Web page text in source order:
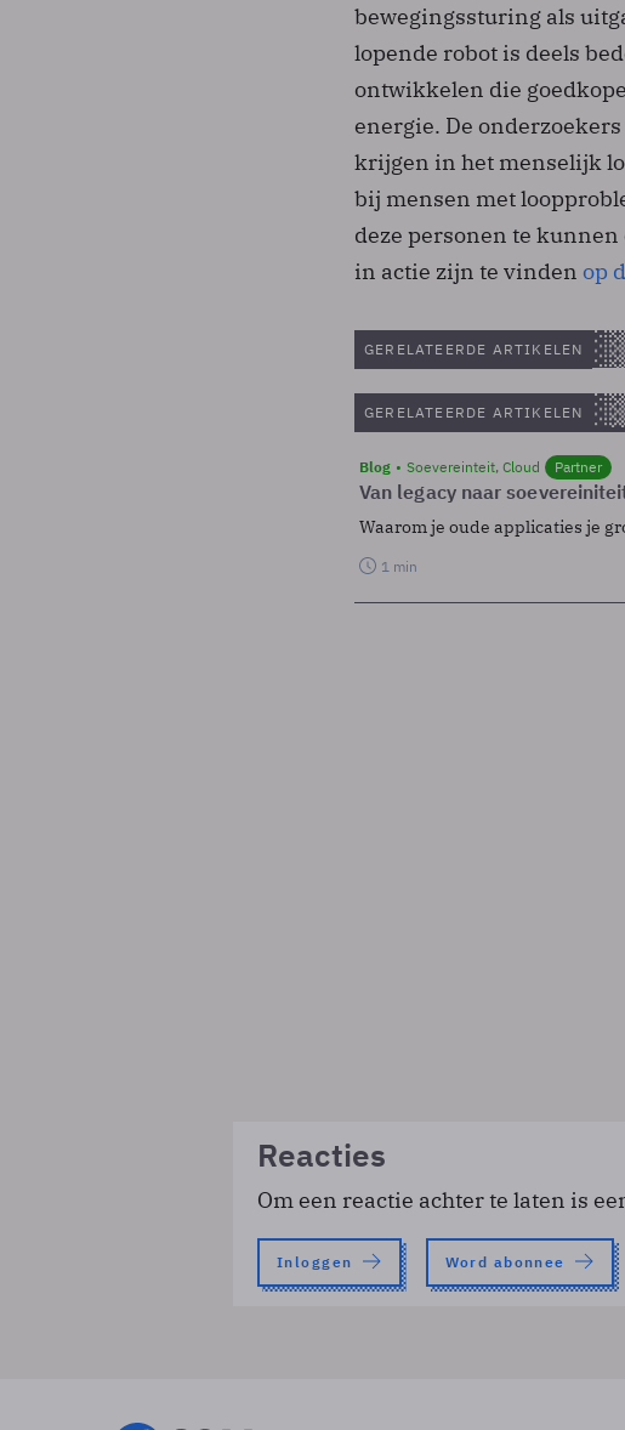
bewegingssturing als
lopende robot is deels
ontwikkelen die
energie. De
krijgen in het menselijk
bij mensen met
deze personen te
in actie zijn te vinden op
GERELATEERDE ARTIKELEN
GERELATEERDE ARTIKELEN
Blog Soevereinteit, Cloud Partner
Van legacy naar
Waarom je oude applicaties je
1 min
Reacties
Om een reactie achter te laten is
Inloggen Word abonnee